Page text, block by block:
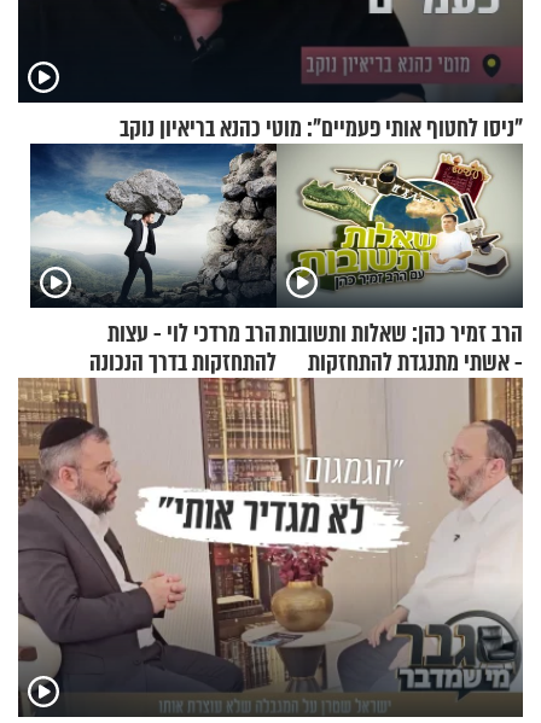
"ניסו לחטוף אותי פעמיים": מוטי כהנא בריאיון נוקב
הרב זמיר כהן: שאלות ותשובות
- אשתי מתנגדת להתחזקות
שלי
הרב מרדכי לוי - עצות
להתחזקות בדרך הנכונה